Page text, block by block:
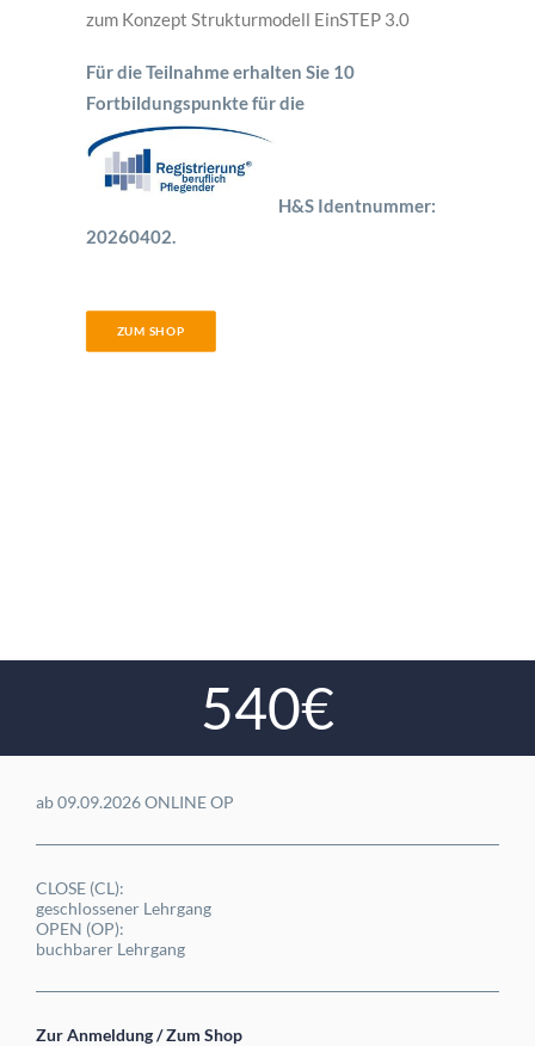
zum Konzept Strukturmodell EinSTEP 3.0
Für die Teilnahme erhalten Sie 10
Fortbildungspunkte für die
H&S Identnummer:
20260402.
ZUM SHOP
540€
ab 09.09.2026 ONLINE OP
CLOSE (CL):
geschlossener Lehrgang
OPEN (OP):
buchbarer Lehrgang
Zur Anmeldung / Zum Shop